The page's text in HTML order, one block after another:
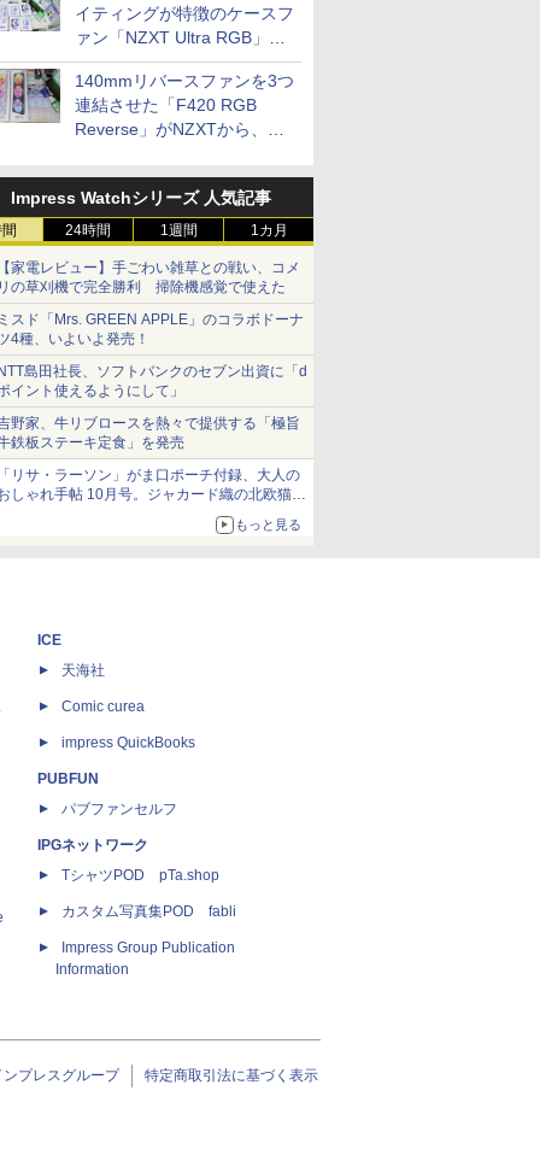
イティングが特徴のケースフ
ァン「NZXT Ultra RGB」が
発売、計8製品
140mmリバースファンを3つ
連結させた「F420 RGB
Reverse」がNZXTから、単
Impress Watchシリーズ 人気記事
24時間 1週間 1カ月
家電レビュー】手ごわい雑草との戦い、コメ
の草刈機で完全勝利 掃除機感覚で使えた
スド「Mrs. GREEN APPLE」のコラボドーナ
4種、いよいよ発売！
島田社長、ソフトバンクのセブン出資に「d
イント使えるようにして」
野家、牛リブロースを熱々で提供する「極旨
鉄板ステーキ定食」を発売
リサ・ラーソン」がま口ポーチ付録、大人の
しゃれ手帖 10月号。ジャカード織の北欧猫デ
もっと見る
ICE
天海社
Comic curea
impress QuickBooks
PUBFUN
パブファンセルフ
IPGネットワーク
TシャツPOD pTa.shop
カスタム写真集POD fabli
Impress Group Publication
Information
ンプレスグループ 特定商取引法に基づく表示